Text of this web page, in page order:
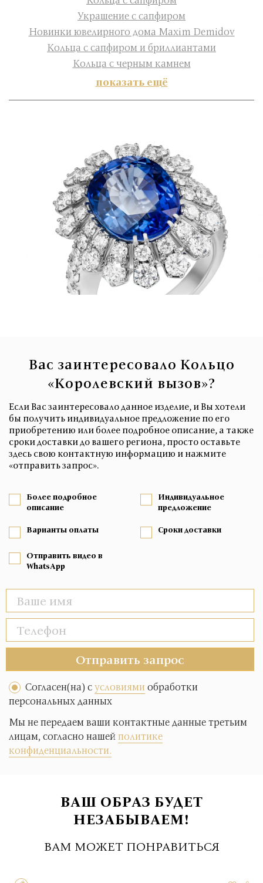
Украшение с сапфиром
Новинки ювелирного дома Maxim Demidov
Кольца с сапфиром и бриллиантами
Кольца с черным камнем
показать ещё
Вас заинтересовало Кольцо
«Королевский вызов»?
Если Вас заинтересовало данное изделие, и Вы хотели
бы получить индивидуальное предложение по его
приобретению или более подробное описание, а также
сроки доставки до вашего региона, просто оставьте
здесь свою контактную информацию и нажмите
«отправить запрос».
Более подробное
описание
Индивидуальное
предложение
Варианты оплаты Сроки доставки
Отправить видео в
WhatsApp
Отправить запрос
Согласен(на) сусловиямиобработки
персональных данных
Мы не передаем ваши контактные данные третьим
лицам, согласно нашейполитике
конфиденциальности.
ВАШ ОБРАЗ БУДЕТ
НЕЗАБЫВАЕМ!
ВАМ МОЖЕТ ПОНРАВИТЬСЯ